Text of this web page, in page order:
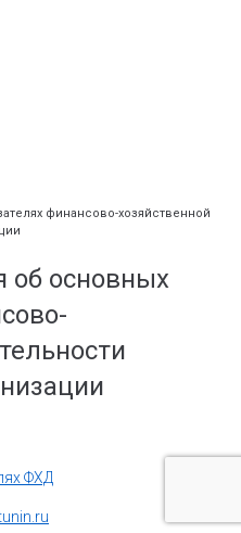
финансово-хозяйственной
об основных
ФХД